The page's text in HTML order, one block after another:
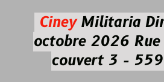
CineyMilitaria
octobre 2026Rue
couvert 3 -